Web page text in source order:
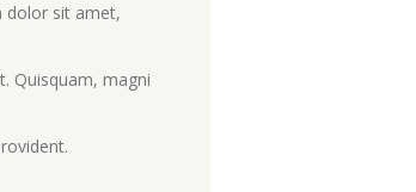
dolor sit amet,
Quisquam, magni